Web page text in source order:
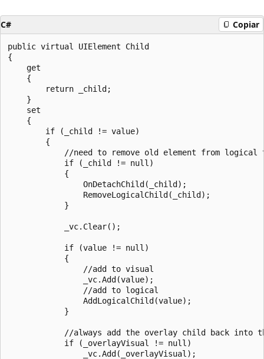
C# Copiar
public virtual UIElement Child
{
    get
    {
        return _child;
    }
    set
    {
        if (_child != value)
        {
//need to remove old element from logical
            if (_child != null)
            {
                OnDetachChild(_child);
                RemoveLogicalChild(_child);
            }
            _vc.Clear();
            if (value != null)
            {
                //add to visual
                _vc.Add(value);
                //add to logical
                AddLogicalChild(value);
            }
//always add the overlay child back into
            if (_overlayVisual != null)
                _vc.Add(_overlayVisual);